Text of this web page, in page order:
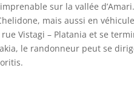
sur la vallée
mais aussi en
Vistagi – Platania et se
le randonneur peut se